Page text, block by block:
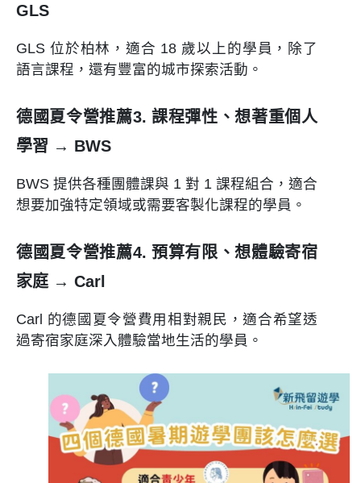
GLS
GLS 位於柏林，適合 18 歲以上的學員，除了
語言課程，還有豐富的城市探索活動。
德國夏令營推薦3. 課程彈性、想著重個人
學習 → BWS
BWS 提供各種團體課與 1 對 1 課程組合，適合
想要加強特定領域或需要客製化課程的學員。
德國夏令營推薦4. 預算有限、想體驗寄宿
家庭 → Carl
Carl 的德國夏令營費用相對親民，適合希望透
過寄宿家庭深入體驗當地生活的學員。